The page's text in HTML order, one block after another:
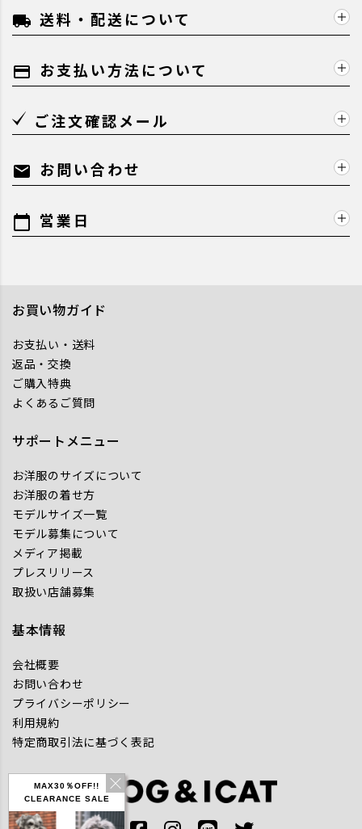
MAX30％OFF!!
CLEARANCE SALE
local_shipping 送料・配送について
payment お支払い方法について
ご注文確認メール
mail お問い合わせ
calendar_today 営業日
お買い物ガイド
お支払い・送料
返品・交換
ご購入特典
よくあるご質問
サポートメニュー
お洋服のサイズについて
お洋服の着せ方
モデルサイズ一覧
モデル募集について
メディア掲載
プレスリリース
取扱い店舗募集
基本情報
会社概要
お問い合わせ
プライバシーポリシー
利用規約
特定商取引法に基づく表記